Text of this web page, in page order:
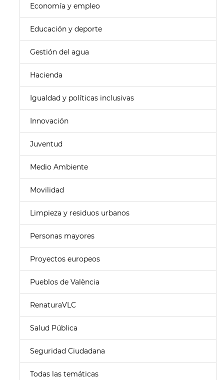
Economía y empleo
Educación y deporte
Gestión del agua
Hacienda
Igualdad y políticas inclusivas
Innovación
Juventud
Medio Ambiente
Movilidad
Limpieza y residuos urbanos
Personas mayores
Proyectos europeos
Pueblos de València
RenaturaVLC
Salud Pública
Seguridad Ciudadana
Todas las temáticas